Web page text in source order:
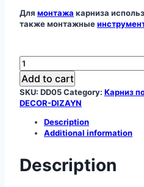
Для монтажа карниза
также монтажные
Карниз
DD05
quantity
Add to cart
SKU: DD05Category: Карниз
DECOR-DIZAYN
Description
Additional information
Description